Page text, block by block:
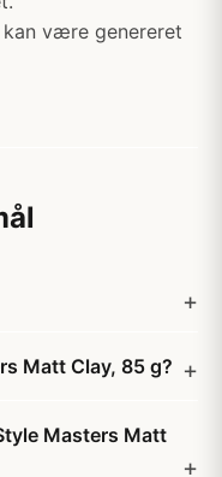
være genereret
Matt Clay, 85 g?
Masters Matt